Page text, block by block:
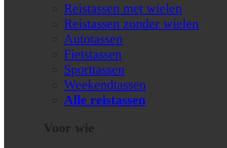
Reistassen met wielen
Reistassen zonder wielen
Autotassen
Fietstassen
Sporttassen
Weekendtassen
Alle reistassen
Voor wie